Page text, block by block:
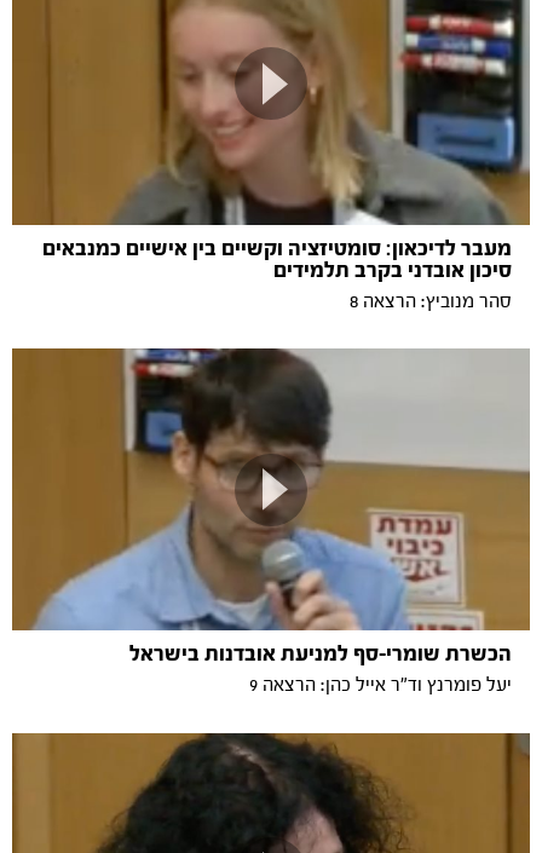
מעבר לדיכאון: סומטיזציה וקשיים בין אישיים כמנבאים
סיכון אובדני בקרב תלמידים
סהר מנוביץ: הרצאה 8
הכשרת שומרי-סף למניעת אובדנות בישראל
יעל פומרנץ וד"ר אייל כהן: הרצאה 9